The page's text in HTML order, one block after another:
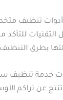
تنظيف
بطرق التنظيف
خدمة تنظيف
تنتج عن